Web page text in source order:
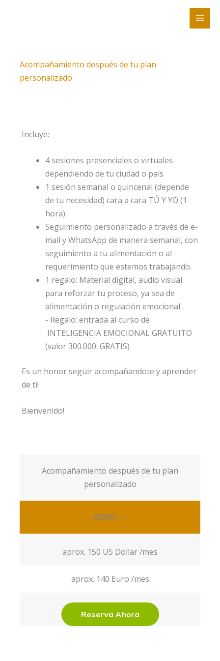
Acompañamiento después de tu plan
personalizado
Incluye:
4 sesiones presenciales o virtuales
dependiendo de tu ciudad o país
1 sesión semanal o quincenal (depende
de tu necesidad) cara a cara TÚ Y YO (1
hora)
Seguimiento personalizado a través de e-
mail y WhatsApp de manera semanal, con
seguimiento a tu alimentación o al
requerimiento que estemos trabajando.
1 regalo: Material digital, audio visual
para reforzar tu proceso, ya sea de
alimentación o regulación emocional.
- Regalo: entrada al curso de
INTELIGENCIA EMOCIONAL GRATUITO
(valor 300.000: GRATIS)
Es un honor seguir acompañandote y aprender
de ti!
Bienvenido!
Acompañamiento después de tu plan
personalizado
600.000/mes
aprox. 150 US Dollar /mes
aprox. 140 Euro /mes
Reserva Ahora